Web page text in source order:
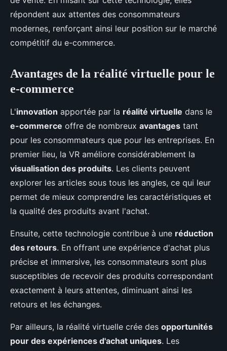
répondent aux attentes des consommateurs
modernes, renforçant ainsi leur position sur le marché
compétitif du e-commerce.
Avantages de la réalité virtuelle pour le
e-commerce
L'innovation apportée par la réalité virtuelle dans le
e-commerce offre de nombreux avantages tant
pour les consommateurs que pour les entreprises. En
premier lieu, la VR améliore considérablement la
visualisation des produits. Les clients peuvent
explorer les articles sous tous les angles, ce qui leur
permet de mieux comprendre les caractéristiques et
la qualité des produits avant l'achat.
Ensuite, cette technologie contribue à une réduction
des retours. En offrant une expérience d'achat plus
précise et immersive, les consommateurs sont plus
susceptibles de recevoir des produits correspondant
exactement à leurs attentes, diminuant ainsi les
retours et les échanges.
Par ailleurs, la réalité virtuelle crée des opportunités
pour des expériences d'achat uniques. Les